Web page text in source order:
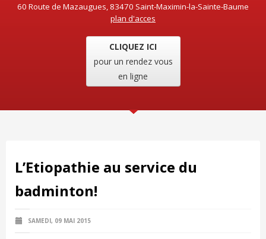
60 Route de Mazaugues, 83470 Saint-Maximin-la-Sainte-Baume
plan d'acces
CLIQUEZ ICI
pour un rendez vous
en ligne
L’Etiopathie au service du
badminton!
SAMEDI, 09 MAI 2015